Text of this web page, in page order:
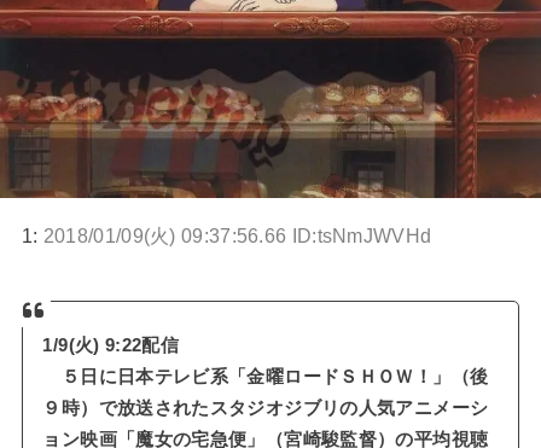
1: 2018/01/09(火) 09:37:56.66 ID:tsNmJWVHd
1/9(火) 9:22配信
５日に日本テレビ系「金曜ロードＳＨＯＷ！」（後
９時）で放送されたスタジオジブリの人気アニメーシ
ョン映画「魔女の宅急便」（宮崎駿監督）の平均視聴